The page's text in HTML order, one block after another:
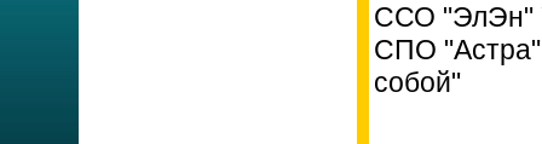
ССО "ЭлЭн"
СПО
собой"